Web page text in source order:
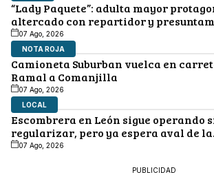
“Lady Paquete”: adulta mayor
altercado con repartidor y
le quita su celular
07 Ago, 2026
NOTA ROJA
Camioneta Suburban vuelca en
Ramal a Comanjilla
07 Ago, 2026
LOCAL
Escombrera en León sigue operando
regularizar, pero ya espera aval de la
PAOT
07 Ago, 2026
PUBLICIDAD